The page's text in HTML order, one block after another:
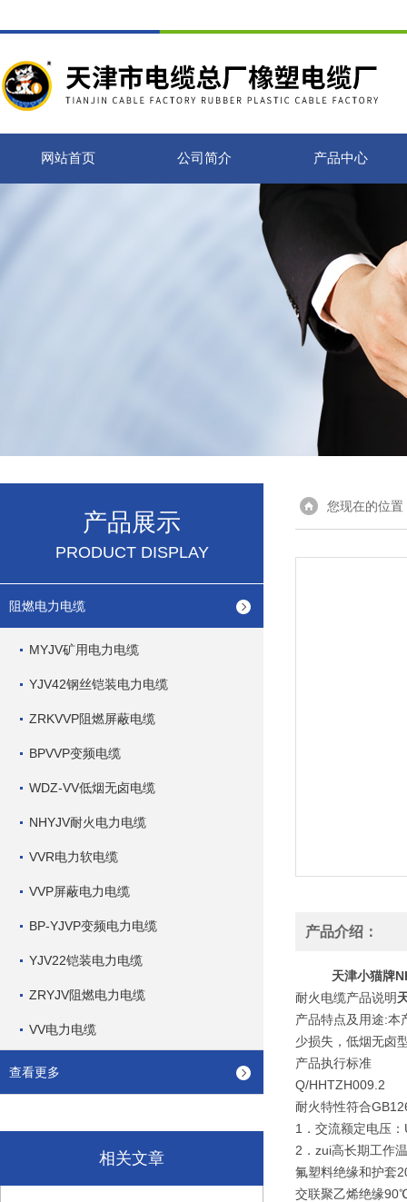
网站首页 公司简介 产品中心
产品展示
PRODUCT DISPLAY
阻燃电力电缆
MYJV矿用电力电缆
YJV42钢丝铠装电力电缆
ZRKVVP阻燃屏蔽电缆
BPVVP变频电缆
WDZ-VV低烟无卤电缆
NHYJV耐火电力电缆
VVR电力软电缆
VVP屏蔽电力电缆
BP-YJVP变频电力电缆
YJV22铠装电力电缆
ZRYJV阻燃电力电缆
VV电力电缆
查看更多
相关文章
您现在的位置
产品介绍：
天津小猫牌
耐火电缆产品说明
产品特点及用途:本
少损失，低烟无卤
产品执行标准
Q/HHTZH009.2
耐火特性符合
1．交流额定电压
2．zui高长期工作
氟塑料绝缘和护
交联聚乙烯绝缘